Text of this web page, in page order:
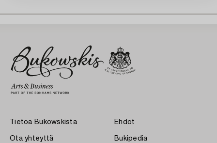
Tietoa Bukowskista
Ota yhteyttä
Ehdot
Bukipedia